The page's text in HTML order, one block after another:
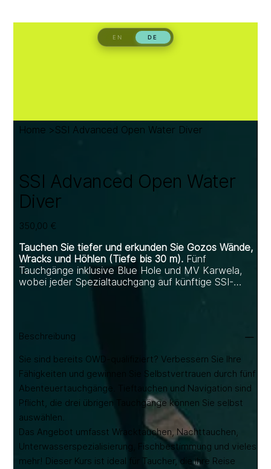
Home >SSI Advanced Open Water Diver
SSI Advanced Open Water
Diver
Preis
350,00 €
Tauchen Sie tiefer und erkunden Sie Gozos Wände,
Wracks und Höhlen (Tiefe bis 30 m).Fünf
Tauchgänge inklusive Blue Hole und MV Karwela,
wobei jeder Spezialtauchgang auf künftige SSI-
Beschreibung
Sie sind bereits OWD-qualifiziert? Verbessern Sie Ihre
Fähigkeiten und gewinnen Sie Selbstvertrauen durch fünf
Abenteuertauchgänge. Tieftauchen und Navigation sind
Pflicht, die drei übrigen Tauchgänge können Sie selbst
auswählen.
Das Angebot umfasst Wracktauchen, Nachttauchen,
Unterwasserspezialisierung, Fischbestimmung und vieles
mehr! Dieser Kurs ist ideal für Taucher, die ihre Reise